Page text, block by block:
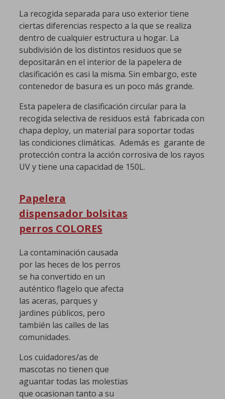
La recogida separada para uso exterior tiene
ciertas diferencias respecto a la que se realiza
dentro de cualquier estructura u hogar. La
subdivisión de los distintos residuos que se
depositarán en el interior de la papelera de
clasificación es casi la misma. Sin embargo, este
contenedor de basura es un poco más grande.
Esta papelera de clasificación circular para la
recogida selectiva de residuos está fabricada con
chapa deploy, un material para soportar todas
las condiciones climáticas. Además es garante de
protección contra la acción corrosiva de los rayos
UV y tiene una capacidad de 150L.
Papelera
dispensador bolsitas
perros COLORES
La contaminación causada
por las heces de los perros
se ha convertido en un
auténtico flagelo que afecta
las aceras, parques y
jardines públicos, pero
también las calles de las
comunidades.
Los cuidadores/as de
mascotas no tienen que
aguantar todas las molestias
que ocasionan tanto a su